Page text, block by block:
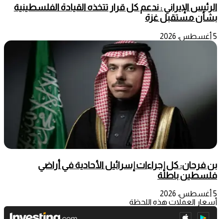
الرئيس الإيراني : ندعم كل قرار تتخذه القيادة الفلسطينية
بشأن مستقبل غزة
5 أغسطس، 2026
بن فرحان: كل إجراءات إسرائيل الأحادية في أراضي
فلسطين باطلة
5 أغسطس، 2026
أسعار العملات هذه اللحظة